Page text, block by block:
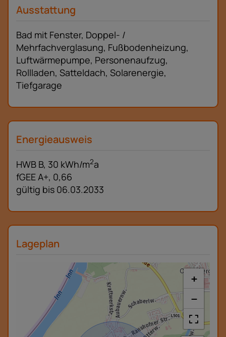
Ausstattung
Bad mit Fenster Doppel- /
Mehrfachverglasung Fußbodenheizung
Luftwärmepumpe Personenaufzug
Rollladen Satteldach Solarenergie
Tiefgarage
Energieausweis
HWB B, 30 kWh/m2a
fGEEA+, 0,66
gültig bis 06.03.2033
Lageplan
+
−